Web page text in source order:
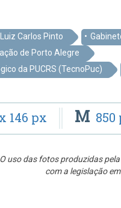
Carlos Pinto
de Porto Alegre
da PUCRS (TecnoPuc)
146 px M 850
O uso das fotos produzidas
com a legislação